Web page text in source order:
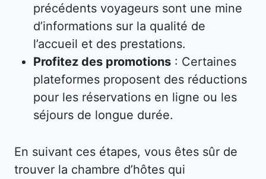
précédents voyageurs sont une mine
d’informations sur la qualité de
l’accueil et des prestations.
Profitez des promotions : Certaines
plateformes proposent des réductions
pour les réservations en ligne ou les
séjours de longue durée.
En suivant ces étapes, vous êtes sûr de
trouver la chambre d’hôtes qui